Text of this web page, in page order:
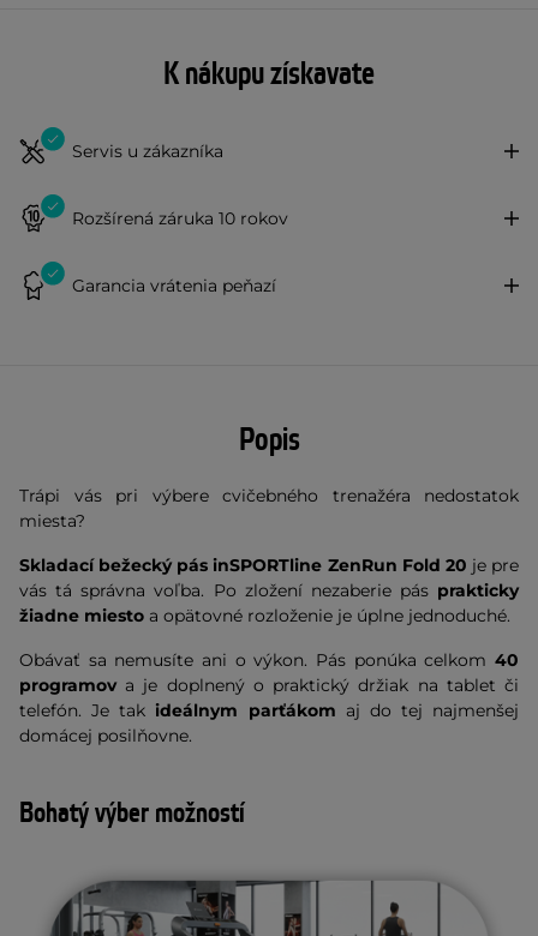
K nákupu získavate
Servis u zákazníka
Rozšírená záruka 10 rokov
Garancia vrátenia peňazí
Popis
Trápi vás pri výbere cvičebného trenažéra nedostatok
miesta?
Skladací bežecký pás inSPORTline ZenRun Fold 20 je pre
vás tá správna voľba. Po zložení nezaberie pás prakticky
žiadne miesto a opätovné rozloženie je úplne jednoduché.
Obávať sa nemusíte ani o výkon. Pás ponúka celkom 40
programova je doplnený o praktický držiak na tablet či
telefón. Je tak ideálnym parťákom aj do tej najmenšej
domácej posilňovne.
Bohatý výber možností